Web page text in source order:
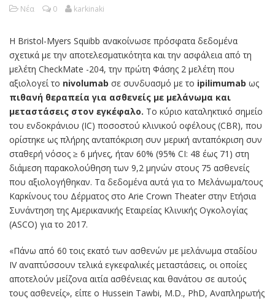
Νέα 0 karkinaki
Η Bristol-Myers Squibb ανακοίνωσε πρόσφατα δεδομένα
σχετικά με την αποτελεσματικότητα και την ασφάλεια από τη
μελέτη CheckMate -204, την πρώτη Φάσης 2 μελέτη που
αξιολογεί το nivolumab σε συνδυασμό με το ipilimumab ως
πιθανή θεραπεία για ασθενείς με μελάνωμα και
μεταστάσεις στον εγκέφαλο. Το κύριο καταληκτικό σημείο
του ενδοκράνιου (IC) ποσοστού κλινικού οφέλους (CBR), που
ορίστηκε ως πλήρης ανταπόκριση συν μερική ανταπόκριση συν
σταθερή νόσος ≥ 6 μήνες, ήταν 60% (95% CI: 48 έως 71) στη
διάμεση παρακολούθηση των 9,2 μηνών στους 75 ασθενείς
που αξιολογήθηκαν. Τα δεδομένα αυτά για το Μελάνωμα/τους
Καρκίνους του Δέρματος στο Arie Crown Theater στην Ετήσια
Συνάντηση της Αμερικανικής Εταιρείας Κλινικής Ογκολογίας
(ASCO) για το 2017.
«Πάνω από 60 τοις εκατό των ασθενών με μελάνωμα σταδίου
IV αναπτύσσουν τελικά εγκεφαλικές μεταστάσεις, οι οποίες
αποτελούν μείζονα αιτία ασθένειας και θανάτου σε αυτούς
τους ασθενείς», είπε ο Hussein Tawbi, M.D., PhD, Αναπληρωτής